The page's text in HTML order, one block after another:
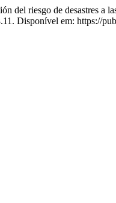
del riesgo de desastres a
Disponível em: https://